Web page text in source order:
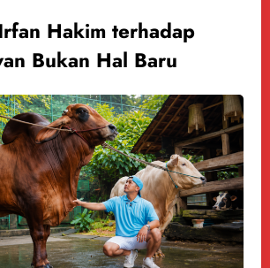
Hakim terhadap
Bukan Hal Baru